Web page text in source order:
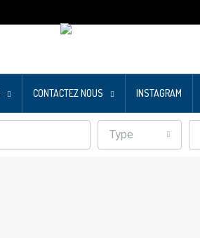
CONTACTEZ NOUS INSTAGRAM
Type